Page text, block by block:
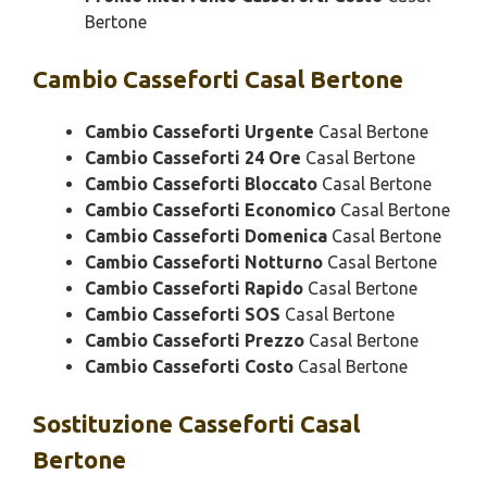
Bertone
Cambio Casseforti Casal Bertone
Cambio Casseforti Urgente Casal Bertone
Cambio Casseforti 24 Ore Casal Bertone
Cambio Casseforti Bloccato Casal Bertone
Cambio Casseforti Economico Casal Bertone
Cambio Casseforti Domenica Casal Bertone
Cambio Casseforti Notturno Casal Bertone
Cambio Casseforti Rapido Casal Bertone
Cambio Casseforti SOS Casal Bertone
Cambio Casseforti Prezzo Casal Bertone
Cambio Casseforti Costo Casal Bertone
Sostituzione Casseforti Casal
Bertone